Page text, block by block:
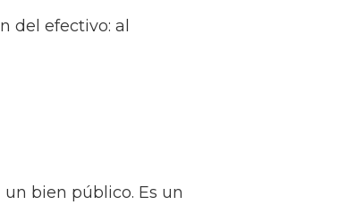
del efectivo: al
bien público. Es un